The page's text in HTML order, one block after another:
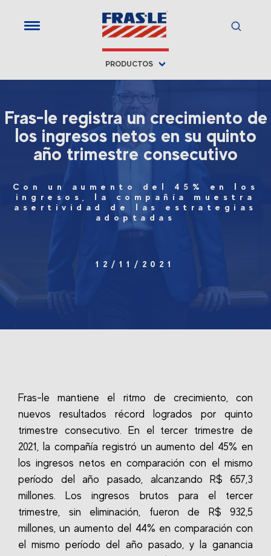
PRODUCTOS
Fras-le registra un crecimiento de
los ingresos netos en su quinto
año trimestre consecutivo
Con un aumento del 45% en los
ingresos, la compañía muestra
asertividad de las estrategias
adoptadas
12/11/2021
Fras-le mantiene el ritmo de crecimiento, con
nuevos resultados récord logrados por quinto
trimestre consecutivo. En el tercer trimestre de
2021, la compañía registró un aumento del 45% en
los ingresos netos en comparación con el mismo
período del año pasado, alcanzando R$ 657,3
millones. Los ingresos brutos para el tercer
trimestre, sin eliminación, fueron de R$ 932,5
millones, un aumento del 44% en comparación con
el mismo período del año pasado, y la ganancia